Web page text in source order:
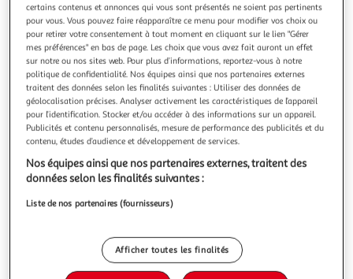
APPLE
USB-C to USB Adapter
Garantie fabricant: 2 ans *
Vendu parAuchan
Choisir un magasin
Retrait 1h en magasin
Paiement en ligne ·Service offert
certains contenus et annonces qui vous sont présentés ne soient pas pertinents
pour vous. Vous pouvez faire réapparaître ce menu pour modifier vos choix ou
pour retirer votre consentement à tout moment en cliquant sur le lien "Gérer
mes préférences" en bas de page. Les choix que vous avez fait auront un effet
sur notre ou nos sites web. Pour plus d’informations, reportez-vous à notre
politique de confidentialité. Nos équipes ainsi que nos partenaires externes
traitent des données selon les finalités suivantes : Utiliser des données de
géolocalisation précises. Analyser activement les caractéristiques de l’appareil
pour l’identification. Stocker et/ou accéder à des informations sur un appareil.
Publicités et contenu personnalisés, mesure de performance des publicités et du
contenu, études d’audience et développement de services.
Nos équipes ainsi que nos partenaires externes, traitent des
données selon les finalités suivantes :
Liste de nos partenaires (fournisseurs)
Afficher toutes les finalités